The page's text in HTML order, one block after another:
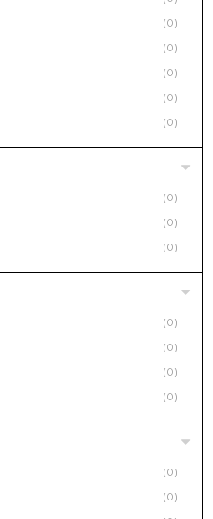
(0)
(0)
(0)
(0)
(0)
(0)
(0)
(0)
(0)
(0)
(0)
(0)
(0)
(0)